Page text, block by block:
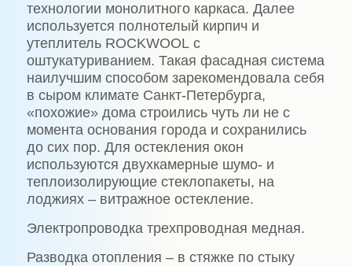
технологии монолитного каркаса. Далее
используется полнотелый кирпич и
утеплитель ROCKWOOLс
оштукатуриванием. Такая фасадная система
наилучшим способом зарекомендовала себя
в сыром климате Санкт-Петербурга,
«похожие» дома строились чуть ли не с
момента основания города и сохранились
до сих пор. Для остекления окон
используются двухкамерные шумо- и
теплоизолирующие стеклопакеты, на
лоджиях – витражное остекление.
Электропроводка трехпроводная медная.
Разводка отопления – в стяжке по стыку